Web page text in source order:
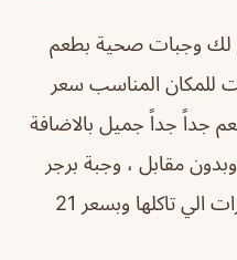
لك وجبات صحية بطعم
للمكان المناسب سعر
21 ريال الطعم جداً جداً جميل بالاضافة
مقابل ، وجبة برجر
اللحم ماابالغ اذا قلت من البرجرات الي تاكلها وبسعر 21